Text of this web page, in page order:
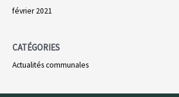
février 2021
CATÉGORIES
Actualités communales